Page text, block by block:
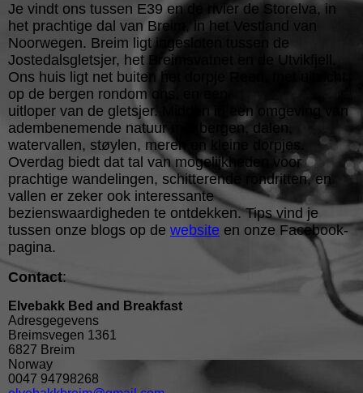
Je vindt ons tussen E39 en de rivier de Storelva, in
het prachtige dal van Breim, in het Vestland van
Noorwegen. Breim ligt ingesloten tussen de
Jostedalsgletsjer, het Breimsvatnet en de Utvikfjell.
Ons huis ligt net buiten het dorpje Reed, met uitzicht
op de bergen rondom ons, en een
uitloper van de gletsjer. Midden in een omgeving van
adembenemende natuur met bergen, dalen,
watervallen, støylen, meren en kleine dorpjes.
Overdag biedt dat tal van mogelijkheden voor
prachtige wandelingen, schitterende rondritten, en
vallen er zeker ook interessante
bezienswaardigheden te ontdekken. Tips vind je
tussen onze blogs op de website en onze Facebook-
pagina.
Contact:
Elvebakk Bed and Breakfast
Adresgegevens
Breimsvegen 1361
6827 Breim
Norway
0047 94798268